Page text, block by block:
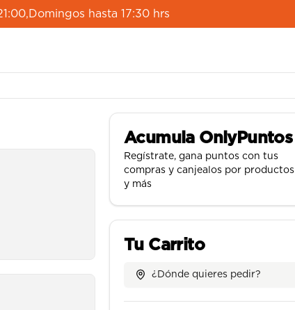
hasta 17:30 hrs
Acumula OnlyPuntos
Regístrate, gana puntos con tus
compras y canjealos por productos
y más
Tu Carrito
¿Dónde quieres pedir?